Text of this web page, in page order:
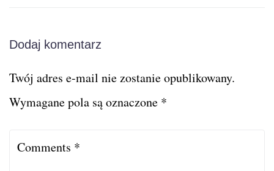
Dodaj komentarz
Twój adres e-mail nie zostanie opublikowany.
Wymagane pola są oznaczone *